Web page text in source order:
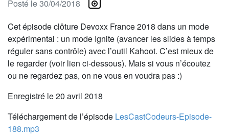
Posté le 30/04/2018
Cet épisode clôture Devoxx France 2018 dans un mode
expérimental : un mode Ignite (avancer les slides à temps
réguler sans contrôle) avec l’outil Kahoot. C’est mieux de
le regarder (voir lien ci-dessous). Mais si vous n’écoutez
ou ne regardez pas, on ne vous en voudra pas :)
Enregistré le 20 avril 2018
Téléchargement de l’épisode LesCastCodeurs-Episode-
188.mp3